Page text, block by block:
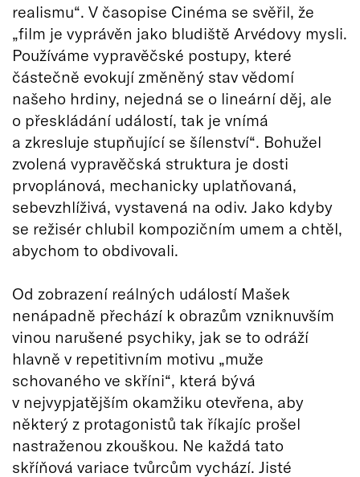
realismu“. V časopise Cinéma se svěřil, že
„film je vyprávěn jako bludiště Arvédovy mysli.
Používáme vypravěčské postupy, které
částečně evokují změněný stav vědomí
našeho hrdiny, nejedná se o lineární děj, ale
o přeskládání událostí, tak je vnímá
a zkresluje stupňující se šílenství“. Bohužel
zvolená vypravěčská struktura je dosti
prvoplánová, mechanicky uplatňovaná,
sebevzhlíživá, vystavená na odiv. Jako kdyby
se režisér chlubil kompozičním umem a chtěl,
abychom to obdivovali.
Od zobrazení reálných událostí Mašek
nenápadně přechází k obrazům vzniknuvším
vinou narušené psychiky, jak se to odráží
hlavně v repetitivním motivu „muže
schovaného ve skříni“, která bývá
v nejvypjatějším okamžiku otevřena, aby
některý z protagonistů tak říkajíc prošel
nastraženou zkouškou. Ne každá tato
skříňová variace tvůrcům vychází. Jisté